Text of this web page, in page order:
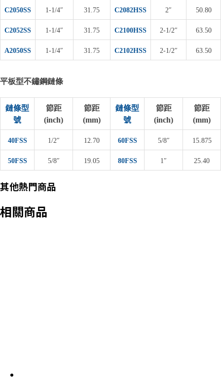
C2050SS 1-1/4″ 31.75 C2082HSS 2″ 50.80
C2052SS 1-1/4″ 31.75 C2100HSS 2-1/2″ 63.50
A2050SS 1-1/4″ 31.75 C2102HSS 2-1/2″ 63.50
平板型不鏽鋼鏈條
鏈條型
號
節距
(inch)
節距
(mm)
鏈條型
號
節距
(inch)
節距
(mm)
40FSS 1/2″ 12.70 60FSS 5/8″ 15.875
50FSS 5/8″ 19.05 80FSS 1″ 25.40
其他熱門商品
相關商品